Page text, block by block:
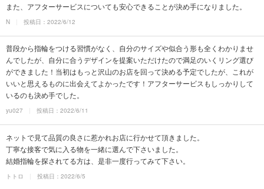
また、アフターサービスについても安心できることが決め手になりました。
N 投稿日：2022/6/12
普段から指輪をつける習慣がなく、自分のサイズや似合う形も全くわかりませ
んでしたが、自分に合うデザインを提案いただけたので満足のいくリング選び
ができました！当初はもっと沢山のお店を回って決める予定でしたが、これが
いいと思えるものに出会えてよかったです！アフターサービスもしっかりして
いるのも決め手でした。
yu027 投稿日：2022/6/11
ネットで見て品質の良さに惹かれお店に行かせて頂きました。
丁寧な接客で気に入る物を一緒に選んで下さいました。
結婚指輪を探されてる方は、是非一度行ってみて下さい。
トトロ 投稿日：2022/6/5